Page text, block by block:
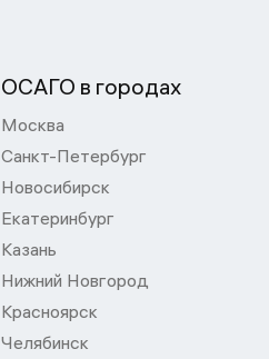
ОСАГО в городах
Москва
Санкт-Петербург
Новосибирск
Екатеринбург
Казань
Нижний Новгород
Красноярск
Челябинск